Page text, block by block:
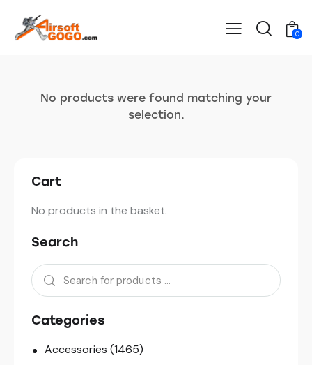
0
No products were found matching your
selection.
Cart
No products in the basket.
Search
Categories
Accessories (1465)